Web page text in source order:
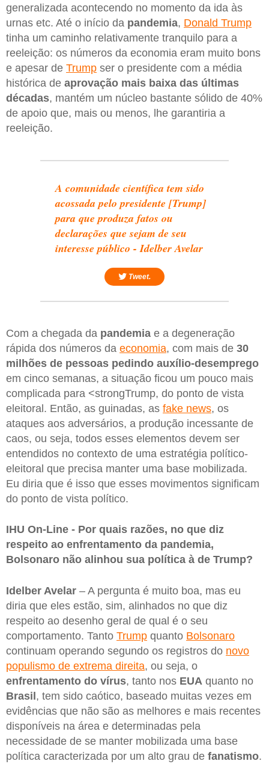
generalizada acontecendo no momento da ida às
urnas etc. Até o início da pandemia, Donald Trump
tinha um caminho relativamente tranquilo para a
reeleição: os números da economia eram muito bons
e apesar de Trump ser o presidente com a média
histórica de aprovação mais baixa das últimas
décadas, mantém um núcleo bastante sólido de 40%
de apoio que, mais ou menos, lhe garantiria a
reeleição.
A comunidade científica tem sido
acossada pelo presidente [Trump]
para que produza fatos ou
declarações que sejam de seu
interesse público - Idelber Avelar
Tweet.
Com a chegada da pandemia e a degeneração
rápida dos números da economia, com mais de 30
milhões de pessoas pedindo auxílio-desemprego
em cinco semanas, a situação ficou um pouco mais
complicada para <strongTrump, do ponto de vista
eleitoral. Então, as guinadas, as fake news, os
ataques aos adversários, a produção incessante de
caos, ou seja, todos esses elementos devem ser
entendidos no contexto de uma estratégia político-
eleitoral que precisa manter uma base mobilizada.
Eu diria que é isso que esses movimentos significam
do ponto de vista político.
IHU On-Line - Por quais razões, no que diz
respeito ao enfrentamento da pandemia,
Bolsonaro não alinhou sua política à de Trump?
Idelber Avelar – A pergunta é muito boa, mas eu
diria que eles estão, sim, alinhados no que diz
respeito ao desenho geral de qual é o seu
comportamento. Tanto Trump quanto Bolsonaro
continuam operando segundo os registros do novo
populismo de extrema direita, ou seja, o
enfrentamento do vírus, tanto nos EUA quanto no
Brasil, tem sido caótico, baseado muitas vezes em
evidências que não são as melhores e mais recentes
disponíveis na área e determinadas pela
necessidade de se manter mobilizada uma base
política caracterizada por um alto grau de fanatismo.